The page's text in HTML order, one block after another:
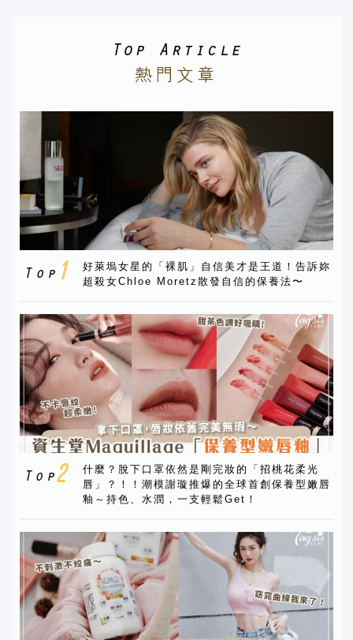
好萊塢女星的「裸肌」自信美才是王道！告訴妳
超殺女Chloe Moretz散發自信的保養法〜
什麼？脫下口罩依然是剛完妝的「招桃花柔光
唇」？！！潮模謝璇推爆的全球首創保養型嫩唇
釉～持色、水潤，一支輕鬆Get！